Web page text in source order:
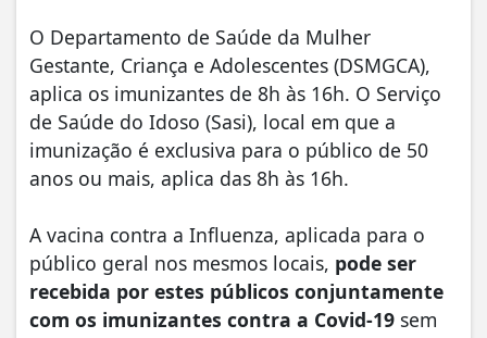
O Departamento de Saúde da Mulher
Gestante, Criança e Adolescentes (DSMGCA),
aplica os imunizantes de 8h às 16h. O Serviço
de Saúde do Idoso (Sasi), local em que a
imunização é exclusiva para o público de 50
anos ou mais, aplica das 8h às 16h.
A vacina contra a Influenza, aplicada para o
público geral nos mesmos locais, pode ser
recebida por estes públicos conjuntamente
com os imunizantes contra a Covid-19 sem